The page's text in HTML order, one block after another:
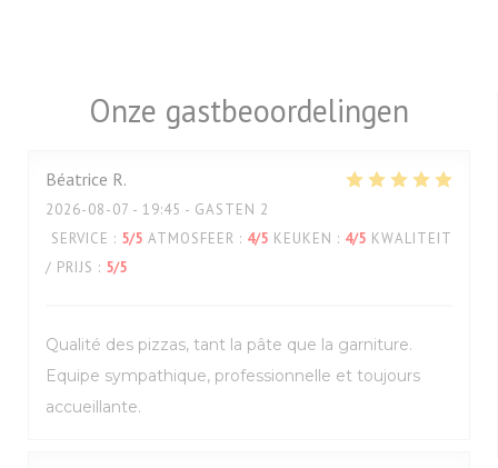
Onze gastbeoordelingen
Béatrice R
2026-08-07 - 19:45 - GASTEN 2
SERVICE : 5/5 ATMOSFEER : 4/5 KEUKEN : 4/5 KWALITEIT
/ PRIJS : 5/5
Qualité des pizzas, tant la pâte que la garniture.
Equipe sympathique, professionnelle et toujours
accueillante.